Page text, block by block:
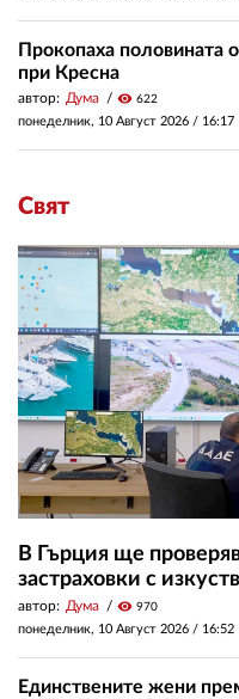
Прокопаха половината
при Кресна
автор: Дума visibility 622
понеделник, 10 Август 2026 / 16:17
Свят
В Гърция ще
застраховки с
автор: Дума visibility 970
понеделник, 10 Август 2026 / 16:52
Единствените жени